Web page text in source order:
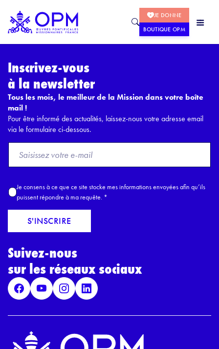
JE DONNE
BOUTIQUE OPM
Inscrivez-vous
à la newsletter
Tous les mois, le meilleur de la Mission dans votre boîte
mail !
Pour être informé des actualités, laissez-nous votre adresse email
via le formulaire ci-dessous.
o
E
a
l
A
c
c
r
R
P
D
*
Je consens à ce que ce site stocke mes informations envoyées afin qu’ils
puissent répondre à ma requête. *
S'INSCRIRE
Suivez-nous
sur les réseaux sociaux